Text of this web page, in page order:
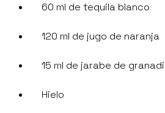
60 ml de tequila blanco
120 ml de jugo de naranja
15 ml de jarabe de
Hielo